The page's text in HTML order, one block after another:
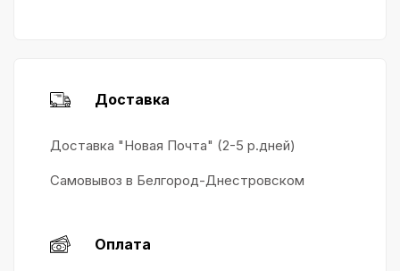
Доставка
Доставка "Новая Почта" (2-5 р.дней)
Самовывоз в Белгород-Днестровском
Оплата